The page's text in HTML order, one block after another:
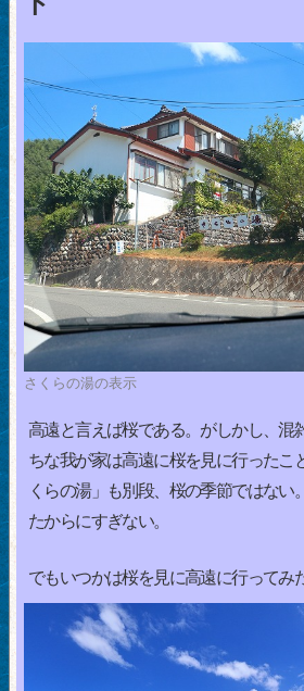
さくらの湯の表示
高遠と言えば桜である。がしかし、混
ちな我が家は高遠に桜を見に行ったこ
くらの湯」も別段、桜の季節ではない
たからにすぎない。
でもいつかは桜を見に高遠に行ってみ